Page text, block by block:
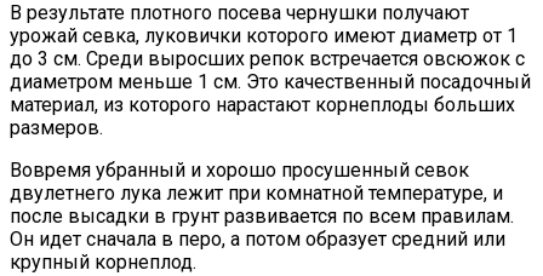
В результате плотного посева чернушки получают
урожай севка, луковички которого имеют диаметр от 1
до 3 см. Среди выросших репок встречается овсюжок с
диаметром меньше 1 см. Это качественный посадочный
материал, из которого нарастают корнеплоды больших
размеров.
Вовремя убранный и хорошо просушенный севок
двулетнего лука лежит при комнатной температуре, и
после высадки в грунт развивается по всем правилам.
Он идет сначала в перо, а потом образует средний или
крупный корнеплод.